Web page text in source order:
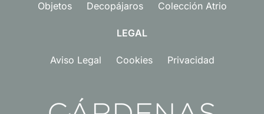
Objetos Decopájaros Colección Atrio
LEGAL
Aviso Legal Cookies Privacidad